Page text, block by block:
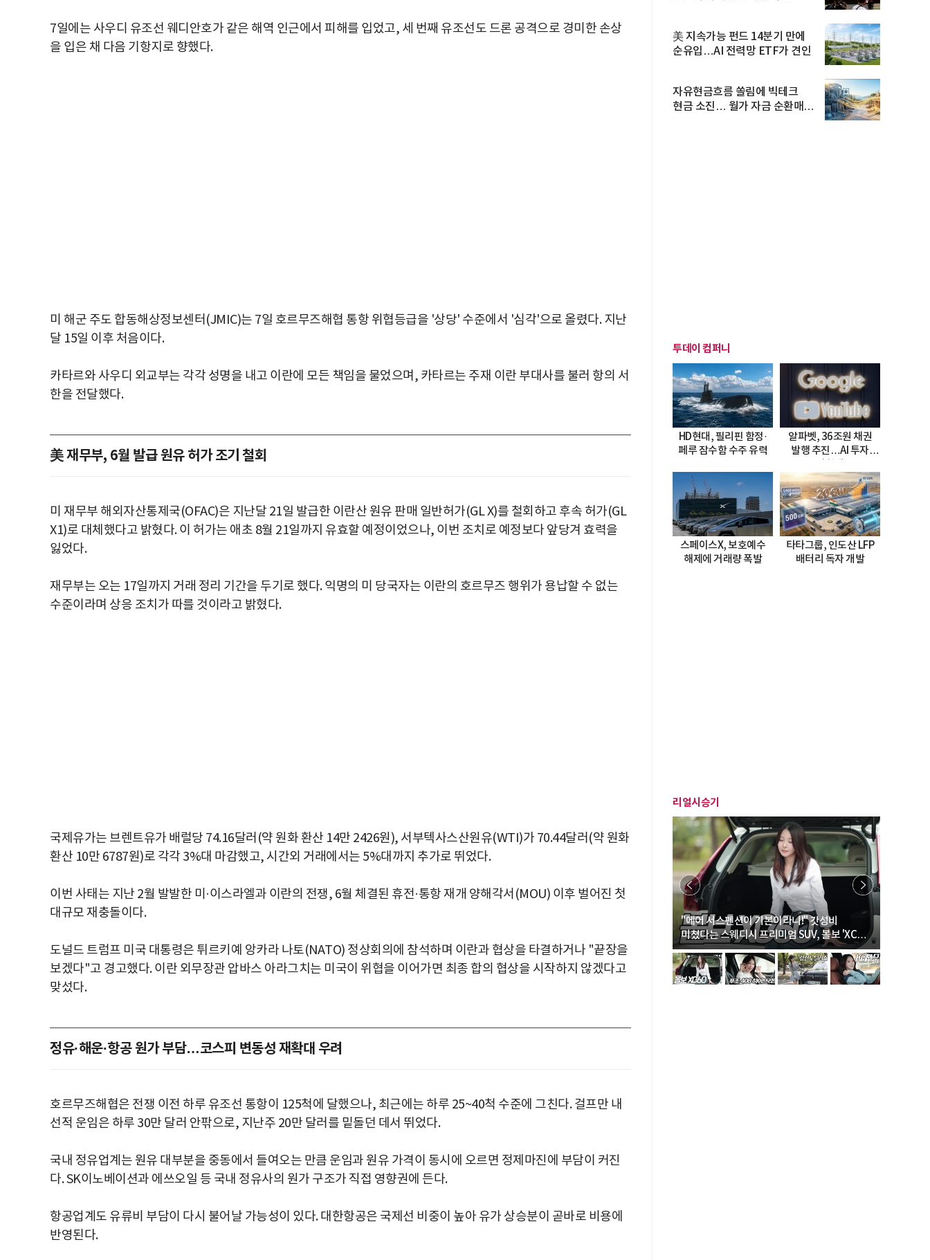
7일에는 사우디 유조선 웨디안호가 같은 해역 인근에서 피해를 입었고, 세 번째 유조선도 드론 공격으로 경미한 손상
을 입은 채 다음 기항지로 향했다.
미 해군 주도 합동해상정보센터(JMIC)는 7일 호르무즈해협 통항 위협등급을 '상당' 수준에서 '심각'으로 올렸다. 지난
달 15일 이후 처음이다.
카타르와 사우디 외교부는 각각 성명을 내고 이란에 모든 책임을 물었으며, 카타르는 주재 이란 부대사를 불러 항의 서
한을 전달했다.
美 재무부, 6월 발급 원유 허가 조기 철회
미 재무부 해외자산통제국(OFAC)은 지난달 21일 발급한 이란산 원유 판매 일반허가(GL X)를 철회하고 후속 허가(GL
X1)로 대체했다고 밝혔다. 이 허가는 애초 8월 21일까지 유효할 예정이었으나, 이번 조치로 예정보다 앞당겨 효력을
잃었다.
재무부는 오는 17일까지 거래 정리 기간을 두기로 했다. 익명의 미 당국자는 이란의 호르무즈 행위가 용납할 수 없는
수준이라며 상응 조치가 따를 것이라고 밝혔다.
국제유가는 브렌트유가 배럴당 74.16달러(약 원화 환산 14만 2426원), 서부텍사스산원유(WTI)가 70.44달러(약 원화
환산 10만 6787원)로 각각 3%대 마감했고, 시간외 거래에서는 5%대까지 추가로 뛰었다.
이번 사태는 지난 2월 발발한 미·이스라엘과 이란의 전쟁, 6월 체결된 휴전·통항 재개 양해각서(MOU) 이후 벌어진 첫
대규모 재충돌이다.
도널드 트럼프 미국 대통령은 튀르키예 앙카라 나토(NATO) 정상회의에 참석하며 이란과 협상을 타결하거나 "끝장을
보겠다"고 경고했다. 이란 외무장관 압바스 아라그치는 미국이 위협을 이어가면 최종 합의 협상을 시작하지 않겠다고
맞섰다.
정유·해운·항공 원가 부담…코스피 변동성 재확대 우려
호르무즈해협은 전쟁 이전 하루 유조선 통항이 125척에 달했으나, 최근에는 하루 25~40척 수준에 그친다. 걸프만 내
선적 운임은 하루 30만 달러 안팎으로, 지난주 20만 달러를 밑돌던 데서 뛰었다.
국내 정유업계는 원유 대부분을 중동에서 들여오는 만큼 운임과 원유 가격이 동시에 오르면 정제마진에 부담이 커진
다. SK이노베이션과 에쓰오일 등 국내 정유사의 원가 구조가 직접 영향권에 든다.
항공업계도 유류비 부담이 다시 불어날 가능성이 있다. 대한항공은 국제선 비중이 높아 유가 상승분이 곧바로 비용에
반영된다.
美 지속가능 펀드 14분기 만에
순유입…AI 전력망 ETF가 견인
자유현금흐름 쏠림에 빅테크
현금 소진… 월가 자금 순환매
투데이 컴퍼니
HD현대, 필리핀 함정·
페루 잠수함 수주 유력
알파벳, 36조원 채권
발행 추진…AI 투자
스페이스X, 보호예수
해제에 거래량 폭발
타타그룹, 인도산 LFP
배터리 독자 개발
리얼시승기
"에어 서스펜션이 기본이라니!" 갓성비
미쳤다는 스웨디시 프리미엄 SUV, 볼보 'XC60
B5 울트라'